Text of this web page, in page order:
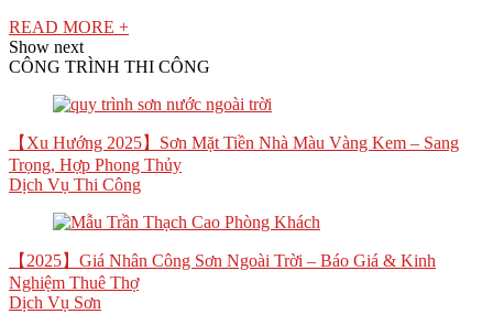
READ MORE +
Show next
CÔNG TRÌNH THI CÔNG
【Xu Hướng 2025】Sơn Mặt Tiền Nhà Màu Vàng Kem – Sang
Trọng, Hợp Phong Thủy
Dịch Vụ Thi Công
【2025】Giá Nhân Công Sơn Ngoài Trời – Báo Giá & Kinh
Nghiệm Thuê Thợ
Dịch Vụ Sơn